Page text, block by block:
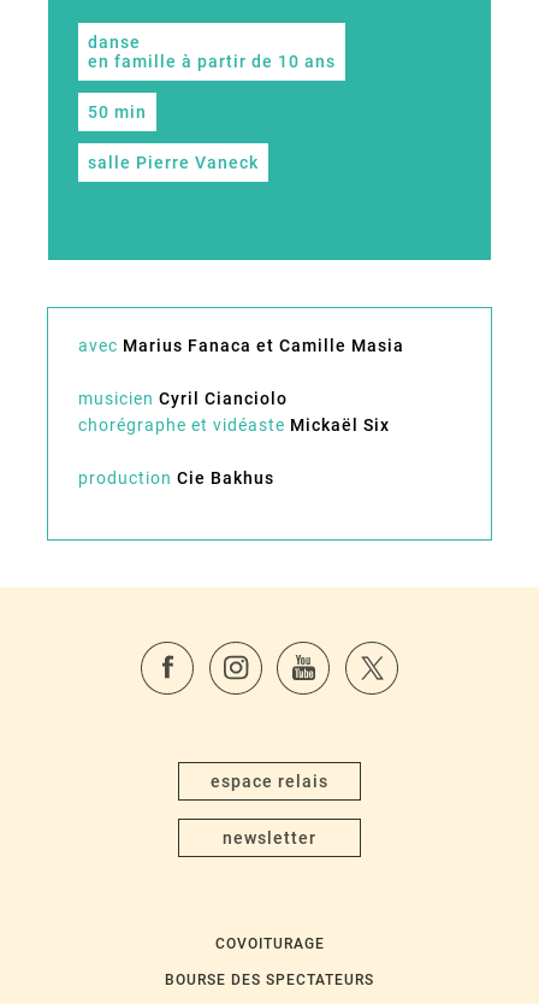
danse
en famille à partir de 10 ans
50 min
salle Pierre Vaneck
avec Marius Fanaca et Camille Masia
musicien Cyril Cianciolo
chorégraphe et vidéaste Mickaël Six
production Cie Bakhus
espace relais
newsletter
COVOITURAGE
BOURSE DES SPECTATEURS